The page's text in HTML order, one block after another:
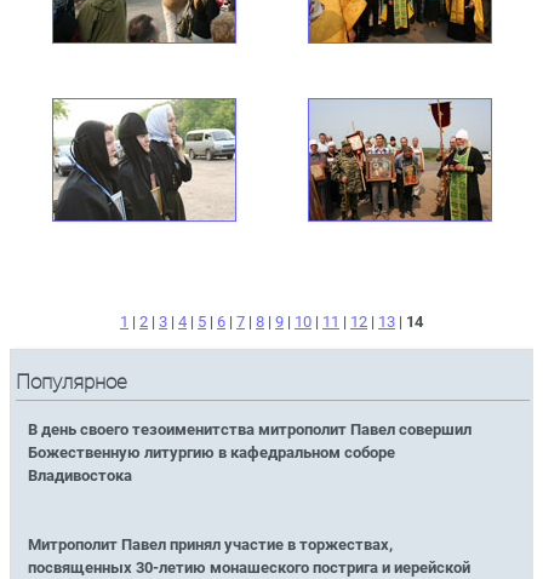
1 | 2 | 3 | 4 | 5 | 6 | 7 | 8 | 9 | 10 | 11 | 12 | 13 | 14
Популярное
В день своего тезоименитства митрополит Павел совершил
Божественную литургию в кафедральном соборе
Владивостока
Митрополит Павел принял участие в торжествах,
посвященных 30-летию монашеского пострига и иерейской